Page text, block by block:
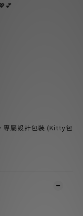
屬設計包裝 (Kitty包